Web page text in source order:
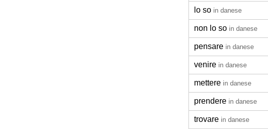
lo so in danese
non lo so in danese
pensare in danese
venire in danese
mettere in danese
prendere in danese
trovare in danese